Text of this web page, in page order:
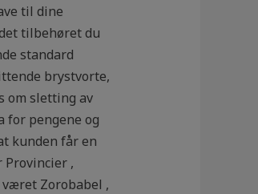
til dine
tilbehøret du
standard
brystvorte,
om sletting av
for pengene og
kunden får en
Provincier ,
været Zorobabel ,